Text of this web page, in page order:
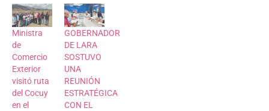
Ministra
de
Comercio
Exterior
visitó ruta
del Cocuy
en el
GOBERNADOR
DE LARA
SOSTUVO
UNA
REUNIÓN
ESTRATÉGICA
CON EL